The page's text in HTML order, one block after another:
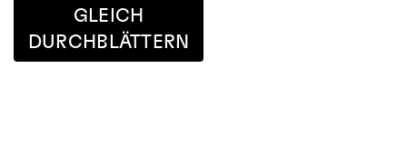
GLEICH
DURCHBLÄTTERN